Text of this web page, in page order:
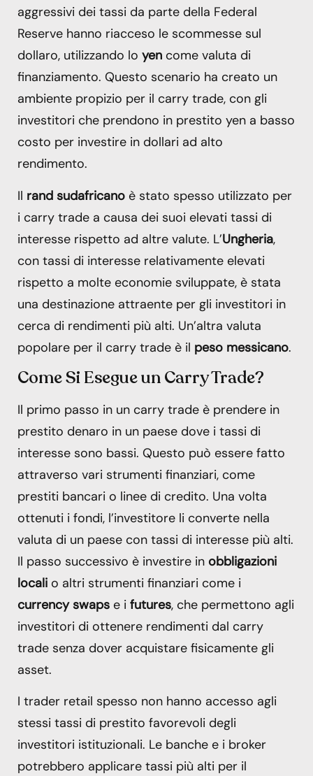
aggressivi dei tassi da parte della Federal
Reserve hanno riacceso le scommesse sul
dollaro, utilizzando lo yen come valuta di
finanziamento. Questo scenario ha creato un
ambiente propizio per il carry trade, con gli
investitori che prendono in prestito yen a basso
costo per investire in dollari ad alto
rendimento.
Il rand sudafricano è stato spesso utilizzato per
i carry trade a causa dei suoi elevati tassi di
interesse rispetto ad altre valute. L’Ungheria,
con tassi di interesse relativamente elevati
rispetto a molte economie sviluppate, è stata
una destinazione attraente per gli investitori in
cerca di rendimenti più alti. Un’altra valuta
popolare per il carry trade è il peso messicano.
Come Si Esegue un Carry Trade?
Il primo passo in un carry trade è prendere in
prestito denaro in un paese dove i tassi di
interesse sono bassi. Questo può essere fatto
attraverso vari strumenti finanziari, come
prestiti bancari o linee di credito. Una volta
ottenuti i fondi, l’investitore li converte nella
valuta di un paese con tassi di interesse più alti.
Il passo successivo è investire in obbligazioni
locali o altri strumenti finanziari come i
currency swaps e i futures, che permettono agli
investitori di ottenere rendimenti dal carry
trade senza dover acquistare fisicamente gli
asset.
I trader retail spesso non hanno accesso agli
stessi tassi di prestito favorevoli degli
investitori istituzionali. Le banche e i broker
potrebbero applicare tassi più alti per il